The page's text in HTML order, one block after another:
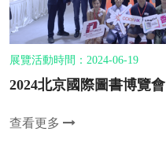
展覽活動時間：2024-06-19
2024北京國際圖書博覽會
查看更多